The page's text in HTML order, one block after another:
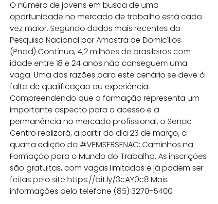
O número de jovens em busca de uma
oportunidade no mercado de trabalho está cada
vez maior. Segundo dados mais recentes da
Pesquisa Nacional por Amostra de Domicílios
(Pnad) Contínua, 4,2 milhões de brasileiros com
idade entre 18 e 24 anos não conseguem uma
vaga. Uma das razões para este cenário se deve à
falta de qualificação ou experiência.
Compreendendo que a formação representa um
importante aspecto para o acesso e a
permanência no mercado profissional, o Senac
Centro realizará, a partir do dia 23 de março, a
quarta edição do #VEMSERSENAC: Caminhos na
Formação para o Mundo do Trabalho. As inscrições
são gratuitas, com vagas limitadas e já podem ser
feitas pelo site https://bit.ly/3cAY0c8 Mais
informações pelo telefone (85) 3270-5400